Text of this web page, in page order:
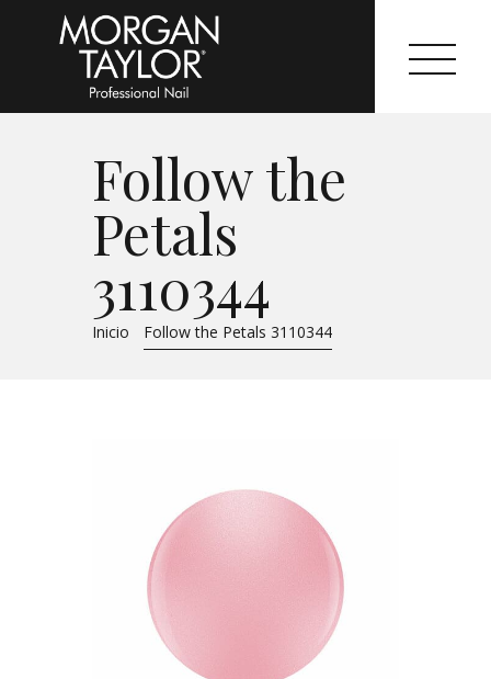
Follow the
Petals
3110344
Inicio Follow the Petals 3110344
Morgan Taylor®
Sistemas Profesionales
Cartas de Color
Catálogo